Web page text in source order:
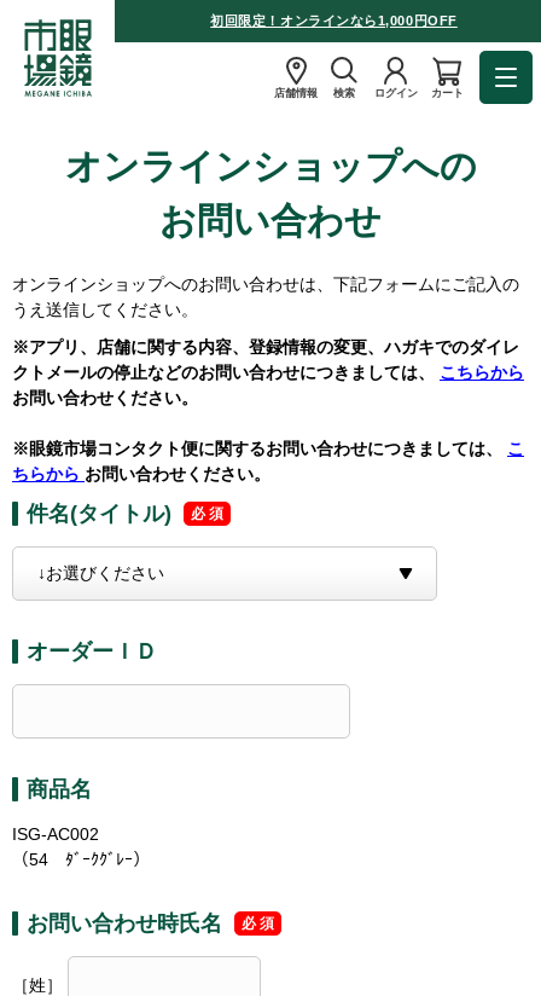
初回限定！オンラインなら1,000円OFF
店舗情報 検索 ログイン カート
オンラインショップへの
お問い合わせ
オンラインショップへのお問い合わせは、下記フォームにご記入の
うえ送信してください。
※アプリ、店舗に関する内容、登録情報の変更、ハガキでのダイレ
クトメールの停止などのお問い合わせにつきましては、 こちらから
お問い合わせください。
※眼鏡市場コンタクト便に関するお問い合わせにつきましては、 こ
ちらから お問い合わせください。
件名(タイトル)
オーダーＩＤ
商品名
ISG-AC002
（54 ﾀﾞｰｸｸﾞﾚｰ）
お問い合わせ時氏名
［姓］